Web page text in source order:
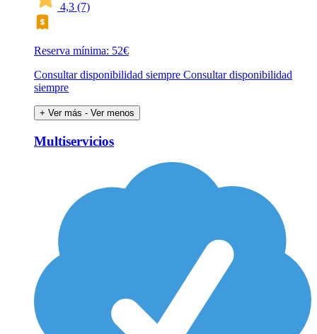
4,3 (7)
Reserva mínima: 52€
Consultar disponibilidad siempre Consultar disponibilidad
siempre
+ Ver más - Ver menos
Multiservicios